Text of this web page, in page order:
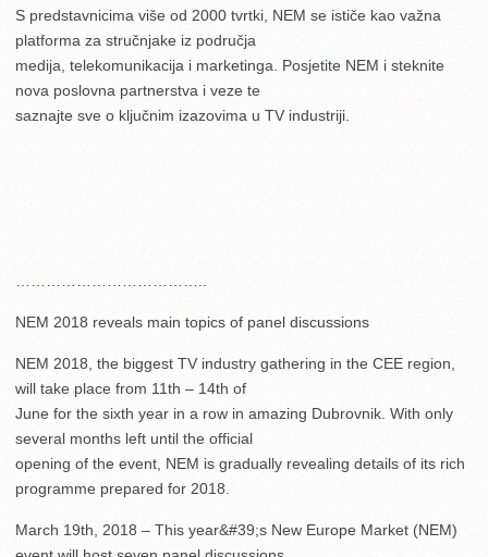
S predstavnicima više od 2000 tvrtki, NEM se ističe kao važna
platforma za stručnjake iz područja
medija, telekomunikacija i marketinga. Posjetite NEM i steknite
nova poslovna partnerstva i veze te
saznajte sve o ključnim izazovima u TV industriji.
NEM 2018 reveals main topics of panel discussions
NEM 2018, the biggest TV industry gathering in the CEE region,
will take place from 11th – 14th of
June for the sixth year in a row in amazing Dubrovnik. With only
several months left until the official
opening of the event, NEM is gradually revealing details of its rich
programme prepared for 2018.
March 19th, 2018 – This year&#39;s New Europe Market (NEM)